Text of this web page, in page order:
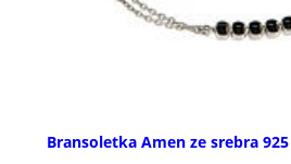
Bransoletka Amen ze srebra